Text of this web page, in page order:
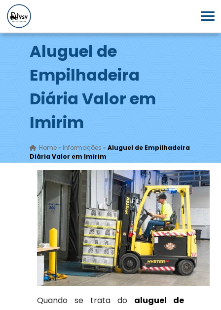
Aluguel de
Empilhadeira
Diária Valor em
Imirim
Home» Informações » Aluguel de Empilhadeira
Diária Valor em Imirim
Quando se trata do aluguel de